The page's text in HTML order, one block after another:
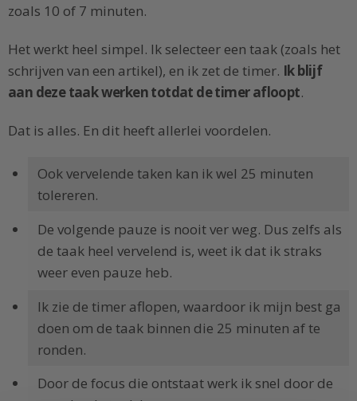
zoals 10 of 7 minuten.
Het werkt heel simpel. Ik selecteer een taak (zoals het
schrijven van een artikel), en ik zet de timer. Ik blijf
aan deze taak werken totdat de timer afloopt.
Dat is alles. En dit heeft allerlei voordelen.
Ook vervelende taken kan ik wel 25 minuten
tolereren.
De volgende pauze is nooit ver weg. Dus zelfs als
de taak heel vervelend is, weet ik dat ik straks
weer even pauze heb.
Ik zie de timer aflopen, waardoor ik mijn best ga
doen om de taak binnen die 25 minuten af te
ronden.
Door de focus die ontstaat werk ik snel door de